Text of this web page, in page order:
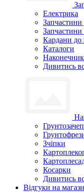
Електрика
Запчастини
Кардани до
Каталоги
Дивитись
Зчіпки
Косарки
Дивитись
Відгуки на